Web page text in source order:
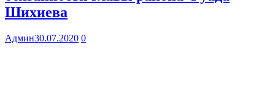
Шихиева
Админ30.07.2020 0